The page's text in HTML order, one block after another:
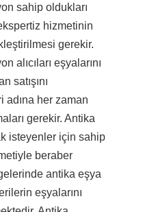
sahip oldukları
hizmetinin
gerekir.
alıcıları eşyalarını
satışını
adına her zaman
gerekir. Antika
isteyenler için sahip
beraber
antika eşya
eşyalarını